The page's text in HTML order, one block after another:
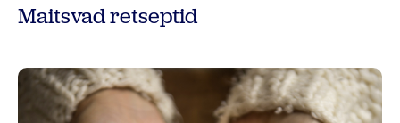
Maitsvad retseptid